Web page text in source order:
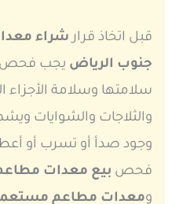
قبل اتخاذ قرارشراء
جنوب الرياض يجب فحص
سلامتها وسلامة الأجزاء
والثلاجات والشوايات
وجود صدأ أو تسرب أو
فحص بيع معدات
ومعدات مطاعم